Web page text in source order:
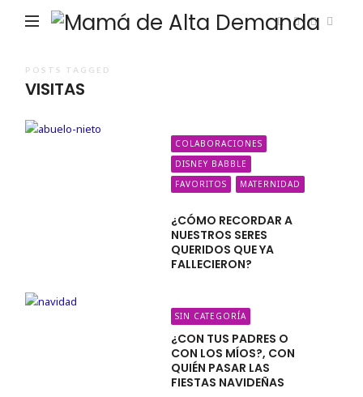
POSTS TAGGED
VISITAS
COLABORACIONES
DISNEY BABBLE
FAVORITOS
MATERNIDAD
¿CÓMO RECORDAR A
NUESTROS SERES
QUERIDOS QUE YA
FALLECIERON?
SIN CATEGORÍA
¿CON TUS PADRES O
CON LOS MÍOS?, CON
QUIÉN PASAR LAS
FIESTAS NAVIDEÑAS